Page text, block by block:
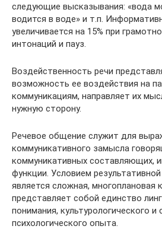
следующие высказывания: «вода
водится в воде» и т.п.
увеличивается на 15% при
интонаций и пауз.
Воздейственность речи
возможность ее воздействия на
коммуникациям, направляет их
нужную сторону.
Речевое общение служит для
коммуникативного замысла
коммуникативных составляющих,
функции. Условием
является сложная, многоплановая
представляет собой единство
понимания, культурологического и
психологического опыта.